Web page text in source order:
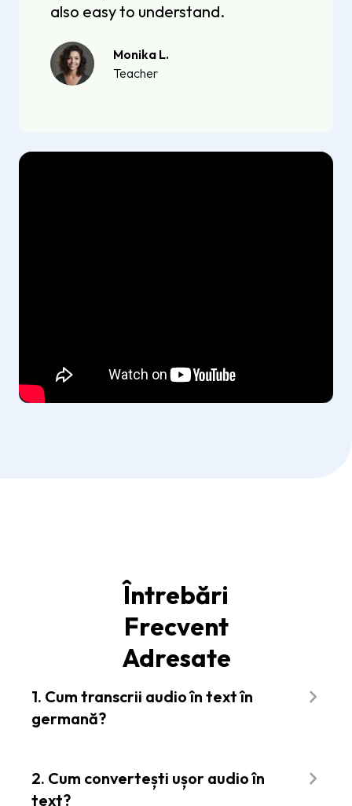
also easy to understand.
Monika L.
Teacher
Întrebări
Frecvent
Adresate
1. Cum transcrii audio în text în
germană?
folosind Flixier! Tot ce trebuie să faci este să
încarci fișierul audio în interfața intuitivă, să-l
2. Cum convertești ușor audio în
text?